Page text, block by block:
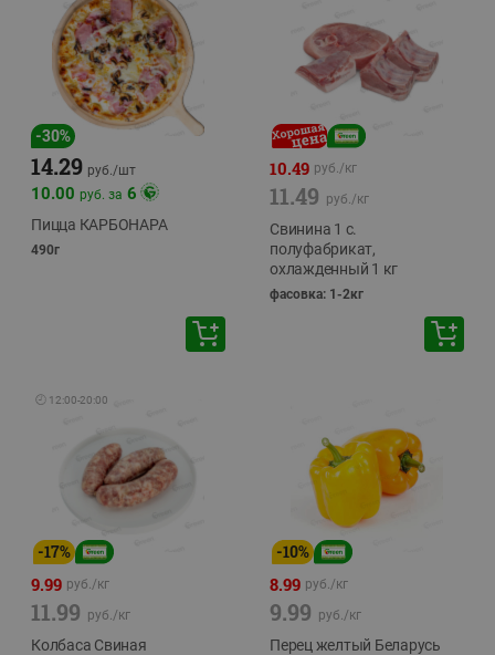
-30%
14.29 руб./шт
10.00 руб. за 6
Пицца КАРБОНАРА
490г
10.49 руб./кг
11.49 руб./кг
Свинина 1 с.
полуфабрикат,
охлажденный 1 кг
фасовка: 1-2кг
🕘 12:00-20:00
-17%
9.99 руб./кг
11.99 руб./кг
Колбаса Свиная
-10%
8.99 руб./кг
9.99 руб./кг
Перец желтый Беларусь